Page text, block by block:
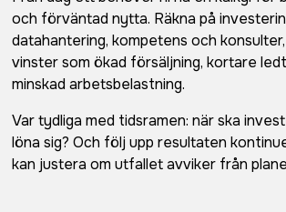
och förväntad nytta. Räkna på
datahantering, kompetens och
vinster som ökad försäljning, kortare
minskad arbetsbelastning.
Var tydliga med tidsramen: när ska
löna sig? Och följ upp resultaten
kan justera om utfallet avviker från